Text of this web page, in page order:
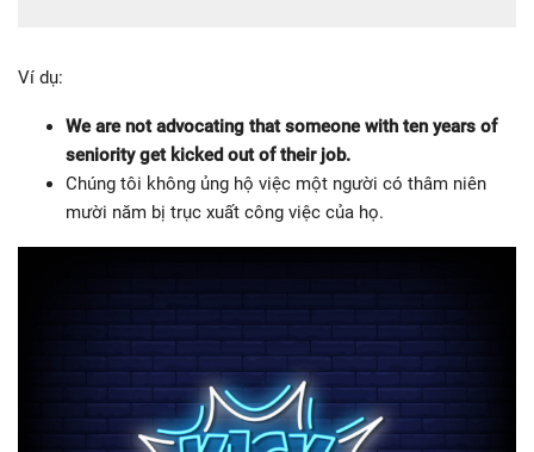
Ví dụ:
We are not advocating that someone with ten years of
seniority get kicked out of their job.
Chúng tôi không ủng hộ việc một người có thâm niên
mười năm bị trục xuất công việc của họ.